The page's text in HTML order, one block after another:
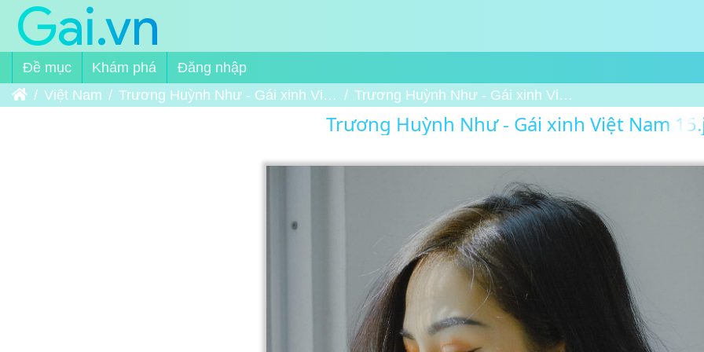
Đề mục Khám phá
Đăng nhập
Trang chủ
Việt Nam Trương Huỳnh Như - Gái xinh Việt Nam Trương Huỳnh Như - Gái xinh Việt Nam 15
Trương Huỳnh Như - Gái xinh Việt Nam